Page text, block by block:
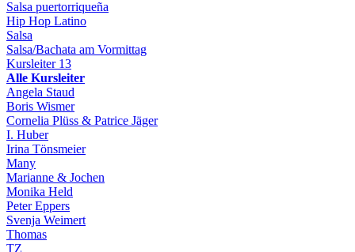
Salsa puertorriqueña
Hip Hop Latino
Salsa
Salsa/Bachata am Vormittag
Kursleiter 13
Alle Kursleiter
Angela Staud
Boris Wismer
Cornelia Plüss & Patrice Jäger
I. Huber
Irina Tönsmeier
Many
Marianne & Jochen
Monika Held
Peter Eppers
Svenja Weimert
Thomas
TZ